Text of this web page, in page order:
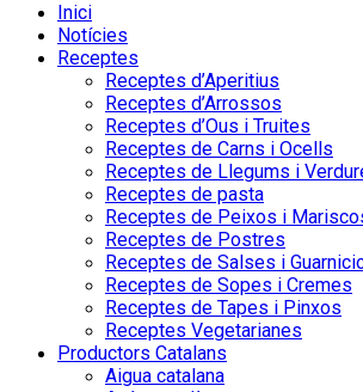
Inici
Notícies
Receptes
Receptes d’Aperitius
Receptes d’Arrossos
Receptes d’Ous i Truites
Receptes de Carns i Ocells
Receptes de Llegums i
Receptes de pasta
Receptes de Peixos i
Receptes de Postres
Receptes de Salses i
Receptes de Sopes i Cremes
Receptes de Tapes i Pinxos
Receptes Vegetarianes
Productors Catalans
Aigua catalana